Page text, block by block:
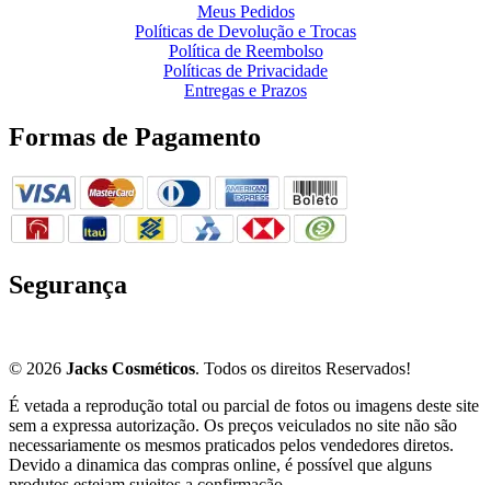
Meus Pedidos
Políticas de Devolução e Trocas
Política de Reembolso
Políticas de Privacidade
Entregas e Prazos
Formas de Pagamento
Segurança
© 2026 Jacks Cosméticos. Todos os direitos Reservados!
É vetada a reprodução total ou parcial de fotos ou imagens deste site
sem a expressa autorização. Os preços veiculados no site não são
necessariamente os mesmos praticados pelos vendedores diretos.
Devido a dinamica das compras online, é possível que alguns